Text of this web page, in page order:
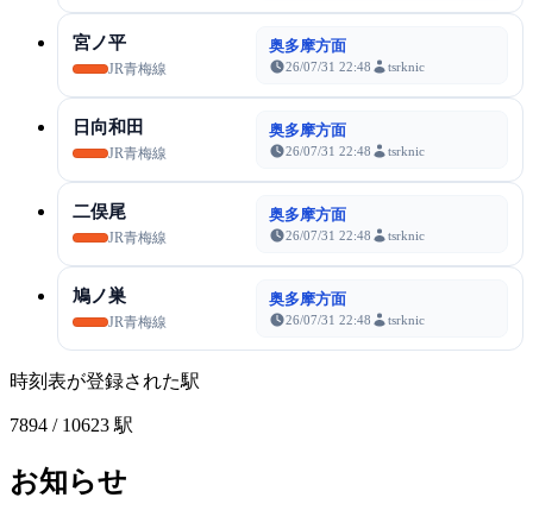
宮ノ平
JR青梅線
奥多摩方面
26/07/31 22:48 tsrknic
日向和田
JR青梅線
奥多摩方面
26/07/31 22:48 tsrknic
二俣尾
JR青梅線
奥多摩方面
26/07/31 22:48 tsrknic
鳩ノ巣
JR青梅線
奥多摩方面
26/07/31 22:48 tsrknic
時刻表が登録された駅
7894 / 10623 駅
お知らせ